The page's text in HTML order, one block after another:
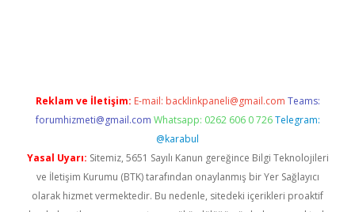
Reklam ve İletişim: E-mail: backlinkpaneli@gmail.com Teams:
forumhizmeti@gmail.com Whatsapp: 0262 606 0 726 Telegram:
@karabul
Yasal Uyarı: Sitemiz, 5651 Sayılı Kanun gereğince Bilgi Teknolojileri
ve İletişim Kurumu (BTK) tarafından onaylanmış bir Yer Sağlayıcı
olarak hizmet vermektedir. Bu nedenle, sitedeki içerikleri proaktif